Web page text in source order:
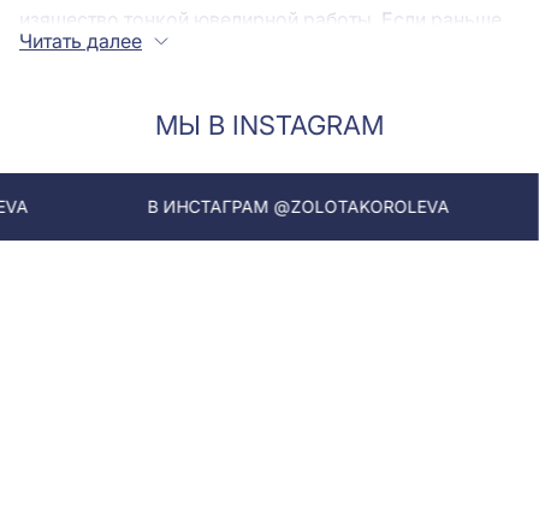
изящество тонкой ювелирной работы. Если раньше
цепи ассоциировались исключительно с шейными
диктует новые правила: теперь кольца цепи –
следящей за трендами.
Что делает кольца с цепями такими
притягательными? Прежде всего – их динамика. В
Читать далее
МЫ В INSTAGRAM
В ИНСТАГРАМ @ZOLOTAKOROLEVA